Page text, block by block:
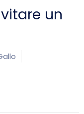
un